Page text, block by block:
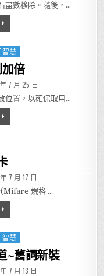
盡數移除。隨後，…
年青換裝
智慧
倍
DATE:
7 月 25 日
位置，以確保取用…
個位置，便利加倍
DATE:
7 月 17 日
(Mifare 規格 …
換新感應卡
智慧
~舊詞新裝
DATE:
7 月 13 日